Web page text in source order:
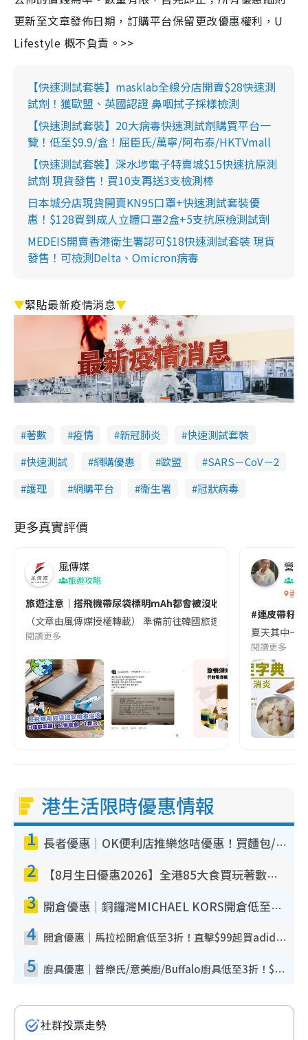
更新至文章發佈日期，訂購平台保留更改優惠權利，U
Lifestyle 概不負責。>>
【快速測試套裝】masklab全線分店開賣$28快速測
試劑！獲歐盟、英國認證 鼻咽拭子採樣檢測
【快速測試套裝】20大病毒快速測試劑購買平台一
覽！低至$9.9/盒！屈臣氏/萬寧/阿布泰/HKTVmall
【快速測試套裝】深水埗電子特賣城$15快速抗原測
試劑 現貨發售！買10支再送3支檢測棒
日本城分店現貨開賣KN95口罩+快速測試套裝優
惠！$128買到成人立體口罩2盒+5支抗原檢測試劑
MEDEIS開賣香港衛生署認可$18快速測試套裝 現貨
發售！可檢測Delta、Omicron病毒
▼緊貼最新疫情消息▼
著數 疫情 新冠肺炎
快速測試套裝
快速測試
網購優惠 歐盟
SARS－CoV－2
護理
網購平台 衞生署 冠狀病毒
更多真實評價
風傳媒
旅遊攻略
旅遊注意｜搭飛機帶尿袋標明mAh都會被沒收😱出發前切記檢查
（文章由風傳媒授權轉載） 準備前往韓國旅遊的民眾，近期要
閱讀更多
營養
香港
#連皮帶籽
夏天其中一
閱讀更多
港生活限時優惠情報
1 長者優惠｜OK便利店推樂悠咭優惠！買麵包/牛奶/保健品拍卡即減
2 【8月生日優惠2026】全港85大食買玩著數攻略 自助餐/火鍋放題同行免費＋誠品/DONKI送現金券
3 開倉優惠｜銅鑼灣MICHAEL KORS開倉低至17折！直擊$500起買手袋/銀包/鞋款 必買經典Jet Set系列
4 開倉優惠｜馬拉松開倉低至3折！直擊$99起買adidas／New Balance／Puma鞋款 STANLEY保溫杯劈價至$119起
5 廚具優惠｜普樂氏/意美廚/Buffalo廚具低至3折！$89起買煎鍋／炒鑊／個人鍋 同場小家電激減至$99起